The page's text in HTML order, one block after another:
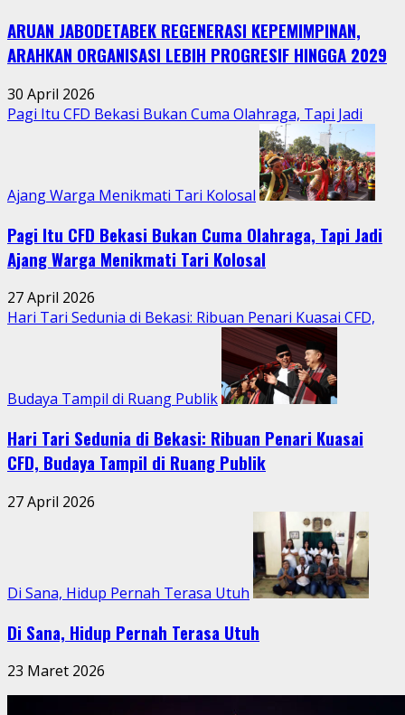
Warga
Jatimurni
di
Tengah
Aktivitas
Perkotaan
ARUAN JABODETABEK REGENERASI KEPEMIMPINAN,
ARAHKAN ORGANISASI LEBIH PROGRESIF HINGGA 2029
30 April 2026
Pagi Itu CFD Bekasi Bukan Cuma Olahraga, Tapi Jadi
Ajang Warga Menikmati Tari Kolosal
Pagi Itu CFD Bekasi Bukan Cuma Olahraga, Tapi Jadi
Ajang Warga Menikmati Tari Kolosal
27 April 2026
Hari Tari Sedunia di Bekasi: Ribuan Penari Kuasai CFD,
Budaya Tampil di Ruang Publik
Hari Tari Sedunia di Bekasi: Ribuan Penari Kuasai
CFD, Budaya Tampil di Ruang Publik
27 April 2026
Di Sana, Hidup Pernah Terasa Utuh
Di Sana, Hidup Pernah Terasa Utuh
23 Maret 2026